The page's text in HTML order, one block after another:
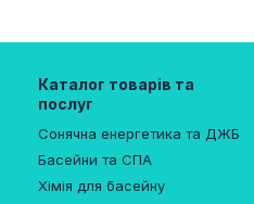
Каталог товарів та
послуг
Сонячна енергетика та ДЖБ
Басейни та СПА
Хімія для басейну